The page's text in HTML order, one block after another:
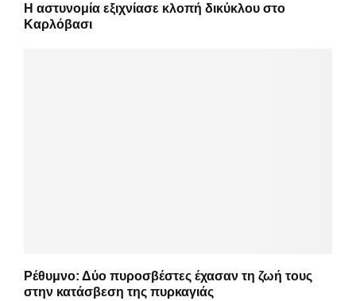
Η αστυνομία εξιχνίασε κλοπή δικύκλου στο
Καρλόβασι
Ρέθυμνο: Δύο πυροσβέστες έχασαν τη ζωή τους
στην κατάσβεση της πυρκαγιάς